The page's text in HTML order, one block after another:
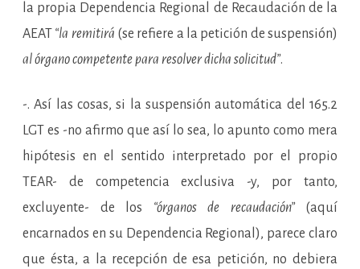
la propia Dependencia Regional de Recaudación de la
AEAT “la remitirá (se refiere a la petición de suspensión)
al órgano competente para resolver dicha solicitud”.
-. Así las cosas, si la suspensión automática del 165.2
LGT es -no afirmo que así lo sea, lo apunto como mera
hipótesis en el sentido interpretado por el propio
TEAR- de competencia exclusiva -y, por tanto,
excluyente- de los “órganos de recaudación”(aquí
encarnados en su Dependencia Regional), parece claro
que ésta, a la recepción de esa petición, no debiera